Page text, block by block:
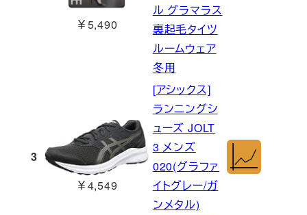
￥5,490
ル グラマラス
裏起毛タイツ
ルームウェア
冬用
3
￥4,549
[アシックス]
ランニングシ
ューズ JOLT
3 メンズ
020(グラファ
イトグレー/ガ
ンメタル)